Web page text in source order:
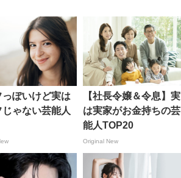
っぽいけど実は
ゃない芸能人
【社長令嬢＆令息】実
は実家がお金持ちの芸
能人TOP20
Original New